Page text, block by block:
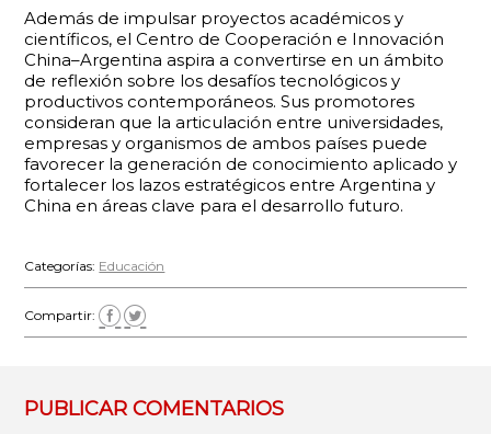
Además de impulsar proyectos académicos y
científicos, el Centro de Cooperación e Innovación
China–Argentina aspira a convertirse en un ámbito
de reflexión sobre los desafíos tecnológicos y
productivos contemporáneos. Sus promotores
consideran que la articulación entre universidades,
empresas y organismos de ambos países puede
favorecer la generación de conocimiento aplicado y
fortalecer los lazos estratégicos entre Argentina y
China en áreas clave para el desarrollo futuro.
Categorías: Educación
Compartir:
PUBLICAR COMENTARIOS